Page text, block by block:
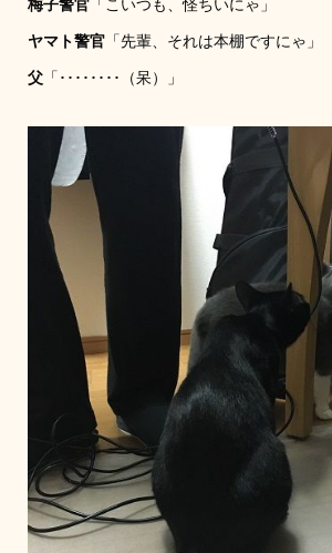
梅子警官「こいつも、怪ちいにゃ」
ヤマト警官「先輩、それは本棚ですにゃ」
父「････････（呆）」